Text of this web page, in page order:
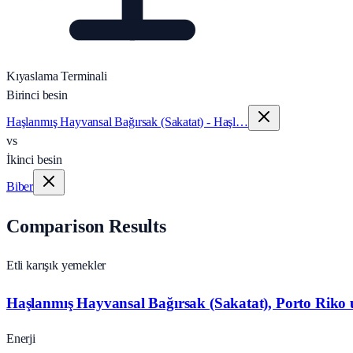
Kıyaslama Terminali
Birinci besin
Haşlanmış Hayvansal Bağırsak (Sakatat) - Haşl…
vs
İkinci besin
Biber
Comparison Results
Etli karışık yemekler
Haşlanmış Hayvansal Bağırsak (Sakatat), Porto Riko
Enerji